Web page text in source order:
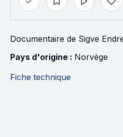
Documentaire de Sigve
Pays d'origine : Norvège
Fiche technique